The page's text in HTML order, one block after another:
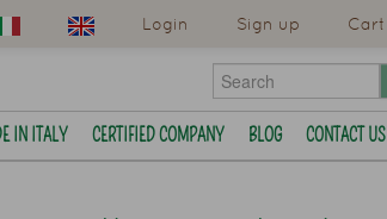
Login Sign up Cart
IN ITALY CERTIFIED COMPANY BLOG CONTACT US